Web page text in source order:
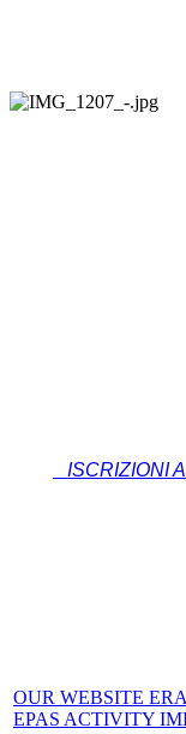
ISCRIZIONI
OUR WEBSITE
EPAS ACTIVITY